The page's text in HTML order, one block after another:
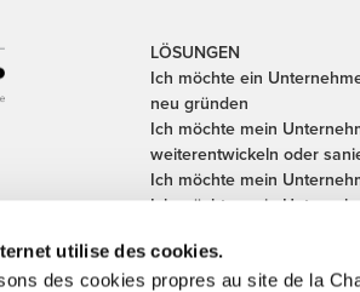
utilise des cookies.
des cookies propres au site de la
LÖSUNGEN
Ich möchte ein
neu gründen
Ich möchte mein
weiterentwickeln oder
Ich möchte mein
Ich möchte mein
Ich möchte ein
oder übernehmen.